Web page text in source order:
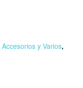
Accesorios y Varios,